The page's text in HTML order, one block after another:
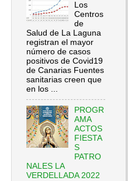
Los
Centros
de
Salud de La Laguna
registran el mayor
número de casos
positivos de Covid19
de Canarias Fuentes
sanitarias creen que
en los ...
PROGR
AMA
ACTOS
FIESTA
S
PATRO
NALES LA
VERDELLADA 2022